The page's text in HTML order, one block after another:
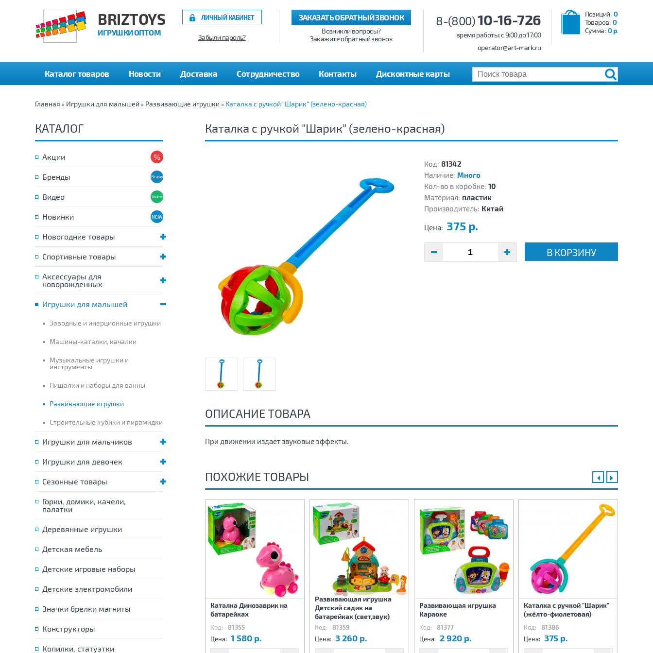
BRIZTOYS
ИГРУШКИ ОПТОМ
Позиций: 0
Товаров: 0
Сумма: 0 р.
8-(800)10-16-726
время работы: c 9:00 до 17:00
operator@art-mark.ru
ЗАКАЗАТЬ ОБРАТНЫЙ ЗВОНОК
Возникли вопросы?
Закажите обратный звонок
ЛИЧНЫЙ КАБИНЕТ
Забыли пароль?
Каталог товаров Новости Доставка Сотрудничество Контакты Дисконтные карты
Главная » Игрушки для малышей » Развивающие игрушки » Каталка с ручкой "Шарик" (зелено-красная)
КАТАЛОГ
Акции
Бренды
Видео
Новинки
Новогодние товары
Спортивные товары
Аксессуары для
новорожденных
Игрушки для малышей
Заводные и инерционные игрушки
Машины-каталки, качалки
Музыкальные игрушки и
инструменты
Пищалки и наборы для ванны
Развивающие игрушки
Строительные кубики и пирамидки
Игрушки для мальчиков
Игрушки для девочек
Сезонные товары
Горки, домики, качели,
палатки
Деревянные игрушки
Детская мебель
Детские игровые наборы
Детские электромобили
Значки брелки магниты
Конструкторы
Копилки, статуэтки
Каталка с ручкой "Шарик" (зелено-красная)
Код: 81342
Наличие: Много
Кол-во в коробке: 10
Материал: пластик
Производитель: Китай
Цена: 375 р.
В КОРЗИНУ
ОПИСАНИЕ ТОВАРА
При движении издаёт звуковые эффекты.
ПОХОЖИЕ ТОВАРЫ
Развивающая игрушка
Лабиринт с бусинами
81437
«Арифметика» 12 штук
Каталка Динозаврик на
батарейках
Код: 81355
Цена: 1 580 р.
Развивающая игрушка
Детский садик на
батарейках (свет,звук)
Код: 81359
Цена: 3 260 р.
Развивающая игрушка
Караоке
Код: 81377
Цена: 2 920 р.
Каталка с ручкой "Шарик"
(жёлто-фиолетовая)
Код: 81386
Цена: 375 р.